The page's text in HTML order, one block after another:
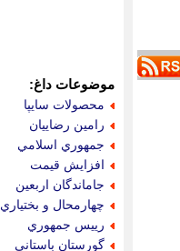
موضوعات داغ:
محصولات سايپا
رامين رضاييان
جمهوري اسلامي
افزايش قيمت
جاماندگان اربعين
چهارمحال و بختياري
رييس جمهوري
گورستان باستاني